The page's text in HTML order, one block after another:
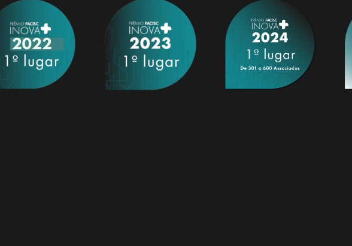
Edição Nº 09
Abril 2023
Edição Nº 08
Maio/2022 Edição Nº 07
Maio/2021